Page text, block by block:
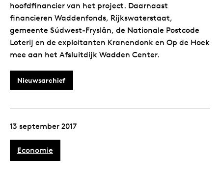
13 september 2017
Economie
hoofdfinancier van het project. Daarnaast
financieren Waddenfonds, Rijkswaterstaat,
gemeente Súdwest-Fryslân, de Nationale Postcode
Loterij en de exploitanten Kranendonk en Op de Hoek
mee aan het Afsluitdijk Wadden Center.
Nieuwsarchief